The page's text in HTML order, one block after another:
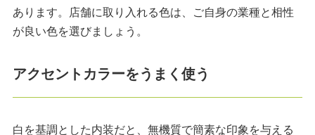
あります。店舗に取り入れる色は、ご自身の業種と相性
が良い色を選びましょう。
アクセントカラーをうまく使う
白を基調とした内装だと、無機質で簡素な印象を与える